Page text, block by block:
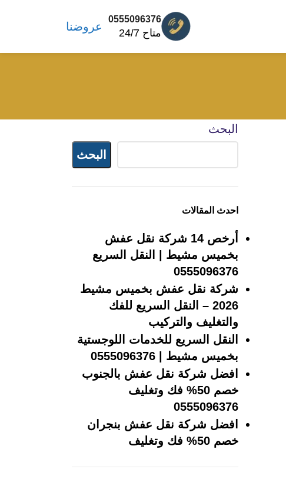
0555096376
متاح 24/7 عروضنا
البحث
البحث
احدث المقالات
أرخص 14 شركة نقل عفش
بخميس مشيط | النقل السريع
0555096376
شركة نقل عفش بخميس مشيط
2026 – النقل السريع للفك
والتغليف والتركيب
النقل السريع للخدمات اللوجستية
بخميس مشيط | 0555096376
افضل شركة نقل عفش بالجنوب
خصم 50% فك وتغليف
0555096376
افضل شركة نقل عفش بنجران
خصم 50% فك وتغليف